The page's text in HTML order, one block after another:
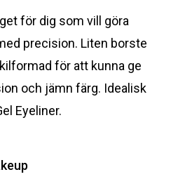
för dig som vill göra
precision. Liten borste
för att kunna ge
och jämn färg. Idealisk
Eyeliner.